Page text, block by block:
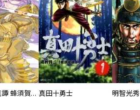
刀剣乱舞 真譚 蜂須賀虎徹 真田十勇士 明智光秀